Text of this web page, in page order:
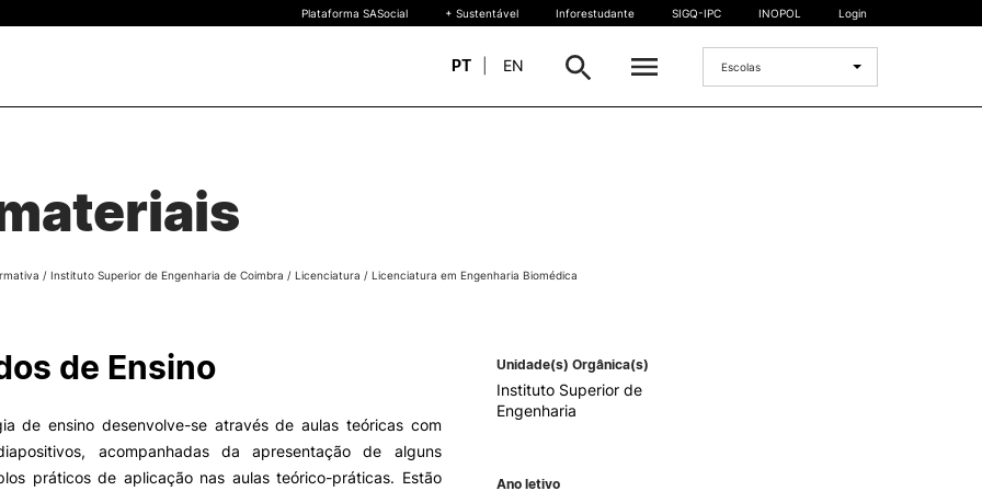
Oferta Formativa
Diplomas Estrangeiros
Plataforma SASocial + Sustentável Inforestudante SIGQ-IPC INOPOL Login
PT EN Escolas
/ Instituto Superior de Engenharia de Coimbra / Licenciatura / Licenciatura em Engenharia Biomédica
de Ensino
de ensino desenvolve-se através de aulas teóricas com
acompanhadas da apresentação de alguns
práticos de aplicação nas aulas teórico-práticas. Estão
Unidade(s) Orgânica(s)
Instituto Superior de
Engenharia
Ano letivo